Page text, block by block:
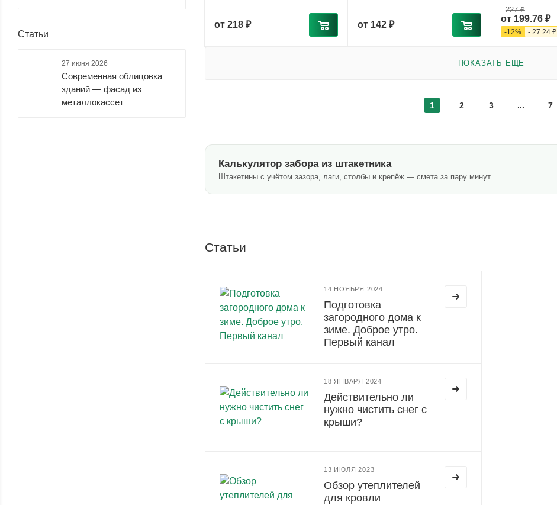
от 218 ₽ от 142 ₽
от 199.76 ₽
227 ₽
-12% - 27.24 ₽
ПОКАЗАТЬ ЕЩЕ
1 2 3 ... 7
Калькулятор забора из штакетника
Штакетины с учётом зазора, лаги, столбы и крепёж — смета за пару минут.
Статьи
14 НОЯБРЯ 2024
Подготовка
загородного дома к
зиме. Доброе утро.
Первый канал
18 ЯНВАРЯ 2024
Действительно ли
нужно чистить снег с
крыши?
13 ИЮЛЯ 2023
Обзор утеплителей
для кровли
Статьи
27 июня 2026
Современная облицовка
зданий — фасад из
металлокассет